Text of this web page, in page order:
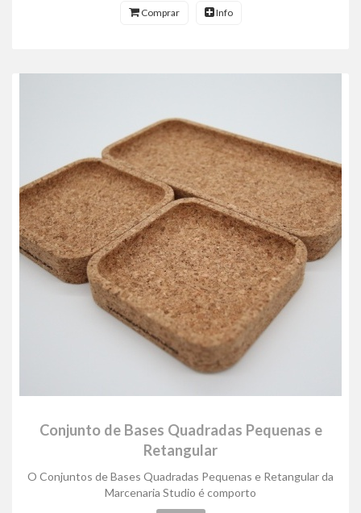
Comprar Info
Conjunto de Bases Quadradas Pequenas e
Retangular
O Conjuntos de Bases Quadradas Pequenas e Retangular da
Marcenaria Studio é comporto